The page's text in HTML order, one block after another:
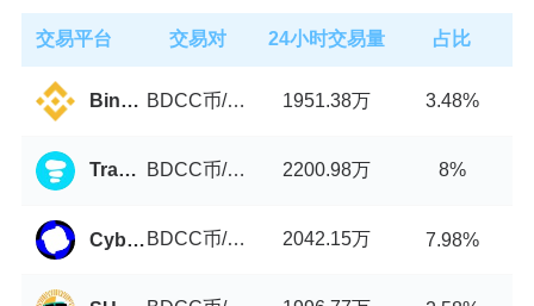
交易平台 交易对 24小时交易量 占比
Binance BDCC币/USDT 1951.38万 3.48%
Tranquil Finance BDCC币/USDT 2200.98万 8%
Cyberperp BDCC币/USDT 2042.15万 7.98%